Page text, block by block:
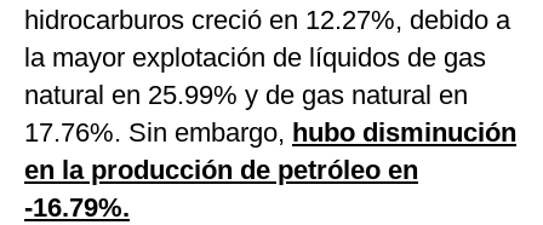
hidrocarburos creció en 12.27%, debido a
la mayor explotación de líquidos de gas
natural en 25.99% y de gas natural en
17.76%. Sin embargo, hubo disminución
en la producción de petróleo en
-16.79%.